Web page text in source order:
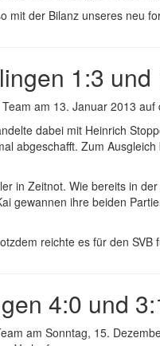
mit der Bilanz unseres neu
1:3 und
am 13. Januar 2013
dabei mit Heinrich
abgeschafft. Zum
in Zeitnot. Wie bereits in
gewannen ihre beiden
reichte es für den
4:0 und
am Sonntag, 15.